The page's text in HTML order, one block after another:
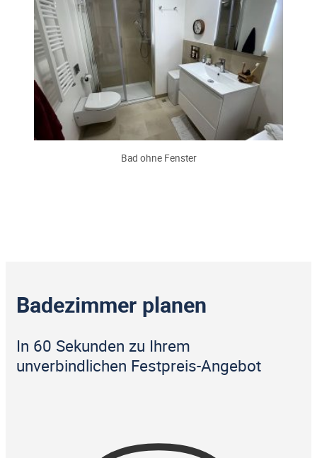
Bad ohne Fenster
Badezimmer planen
In 60 Sekunden zu Ihrem
unverbindlichen Festpreis-Angebot